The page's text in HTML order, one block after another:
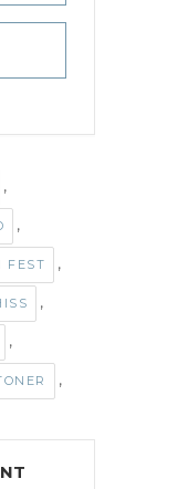
,
,
FEST ,
,
,
,